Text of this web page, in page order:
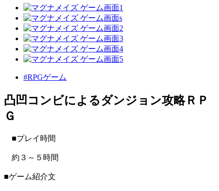
#RPGゲーム
凸凹コンビによるダンジョン攻略ＲＰ
Ｇ
■プレイ時間
約３～５時間
■ゲーム紹介文